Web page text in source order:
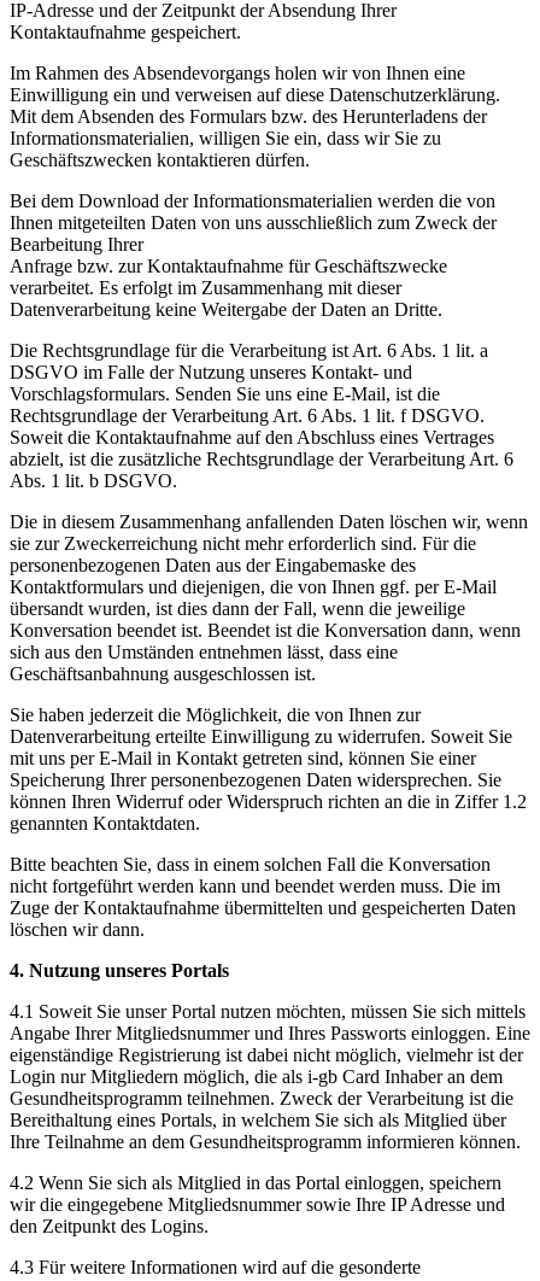
IP-Adresse und der Zeitpunkt der Absendung Ihrer
Kontaktaufnahme gespeichert.
Im Rahmen des Absendevorgangs holen wir von Ihnen eine
Einwilligung ein und verweisen auf diese Datenschutzerklärung.
Mit dem Absenden des Formulars bzw. des Herunterladens der
Informationsmaterialien, willigen Sie ein, dass wir Sie zu
Geschäftszwecken kontaktieren dürfen.
Bei dem Download der Informationsmaterialien werden die von
Ihnen mitgeteilten Daten von uns ausschließlich zum Zweck der
Bearbeitung Ihrer
Anfrage bzw. zur Kontaktaufnahme für Geschäftszwecke
verarbeitet. Es erfolgt im Zusammenhang mit dieser
Datenverarbeitung keine Weitergabe der Daten an Dritte.
Die Rechtsgrundlage für die Verarbeitung ist Art. 6 Abs. 1 lit. a
DSGVO im Falle der Nutzung unseres Kontakt- und
Vorschlagsformulars. Senden Sie uns eine E-Mail, ist die
Rechtsgrundlage der Verarbeitung Art. 6 Abs. 1 lit. f DSGVO.
Soweit die Kontaktaufnahme auf den Abschluss eines Vertrages
abzielt, ist die zusätzliche Rechtsgrundlage der Verarbeitung Art. 6
Abs. 1 lit. b DSGVO.
Die in diesem Zusammenhang anfallenden Daten löschen wir, wenn
sie zur Zweckerreichung nicht mehr erforderlich sind. Für die
personenbezogenen Daten aus der Eingabemaske des
Kontaktformulars und diejenigen, die von Ihnen ggf. per E-Mail
übersandt wurden, ist dies dann der Fall, wenn die jeweilige
Konversation beendet ist. Beendet ist die Konversation dann, wenn
sich aus den Umständen entnehmen lässt, dass eine
Geschäftsanbahnung ausgeschlossen ist.
Sie haben jederzeit die Möglichkeit, die von Ihnen zur
Datenverarbeitung erteilte Einwilligung zu widerrufen. Soweit Sie
mit uns per E-Mail in Kontakt getreten sind, können Sie einer
Speicherung Ihrer personenbezogenen Daten widersprechen. Sie
können Ihren Widerruf oder Widerspruch richten an die in Ziffer 1.2
genannten Kontaktdaten.
Bitte beachten Sie, dass in einem solchen Fall die Konversation
nicht fortgeführt werden kann und beendet werden muss. Die im
Zuge der Kontaktaufnahme übermittelten und gespeicherten Daten
löschen wir dann.
4. Nutzung unseres Portals
4.1 Soweit Sie unser Portal nutzen möchten, müssen Sie sich mittels
Angabe Ihrer Mitgliedsnummer und Ihres Passworts einloggen. Eine
eigenständige Registrierung ist dabei nicht möglich, vielmehr ist der
Login nur Mitgliedern möglich, die als i-gb Card Inhaber an dem
Gesundheitsprogramm teilnehmen. Zweck der Verarbeitung ist die
Bereithaltung eines Portals, in welchem Sie sich als Mitglied über
Ihre Teilnahme an dem Gesundheitsprogramm informieren können.
4.2 Wenn Sie sich als Mitglied in das Portal einloggen, speichern
wir die eingegebene Mitgliedsnummer sowie Ihre IP Adresse und
den Zeitpunkt des Logins.
4.3 Für weitere Informationen wird auf die gesonderte